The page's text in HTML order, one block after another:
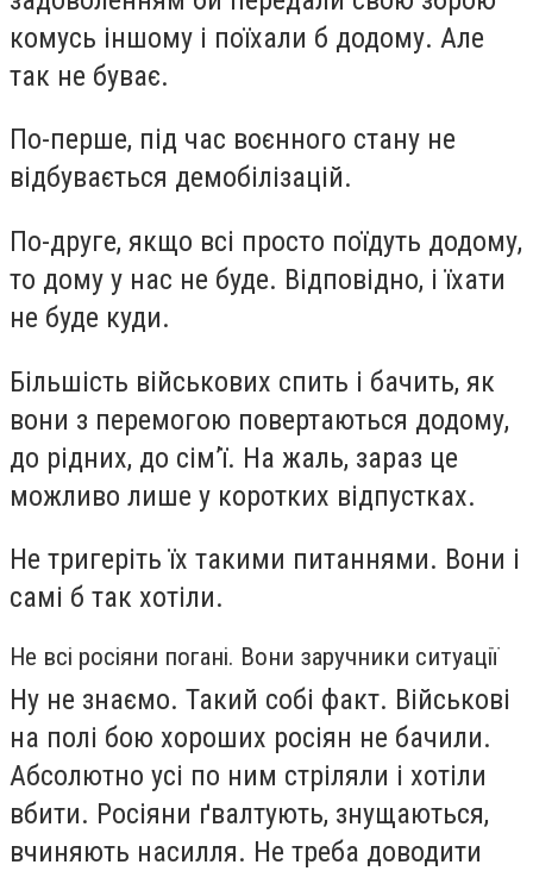
комусь іншому і поїхали б додому. Але
так не буває.
По-перше, під час воєнного стану не
відбувається демобілізацій.
По-друге, якщо всі просто поїдуть додому,
то дому у нас не буде. Відповідно, і їхати
не буде куди.
Більшість військових спить і бачить, як
вони з перемогою повертаються додому,
до рідних, до сім’ї. На жаль, зараз це
можливо лише у коротких відпустках.
Не тригеріть їх такими питаннями. Вони і
самі б так хотіли.
Не всі росіяни погані. Вони заручники ситуації
Ну не знаємо. Такий собі факт. Військові
на полі бою хороших росіян не бачили.
Абсолютно усі по ним стріляли і хотіли
вбити. Росіяни ґвалтують, знущаються,
вчиняють насилля. Не треба доводити